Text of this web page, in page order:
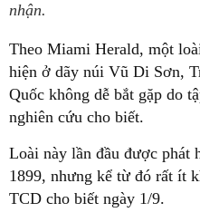
nhận.
Theo Miami Herald, một
hiện ở dãy núi Vũ Di Sơn,
Quốc không dễ bắt gặp do
nghiên cứu cho biết.
Loài này lần đầu được phát
1899, nhưng kể từ đó rất ít
TCD cho biết ngày 1/9.